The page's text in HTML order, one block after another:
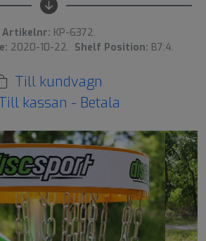
Artikelnr: KP-6372.
2020-10-22. Shelf Position: B7:4.
Till kundvagn
kassan - Betala